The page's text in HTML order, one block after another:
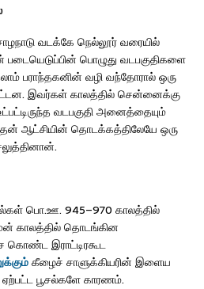
வடக்கே நெல்லூர் வரையில்
படையெடுப்பின் பொழுது வடபகுதிகளை
பராந்தகனின் வழி வந்தோரால் ஒரு
இவர்கள் காலத்தில் சென்னைக்கு
வடபகுதி அனைத்தையும்
தன் ஆட்சியின் தொடக்கத்திலேயே ஒரு
பொ.ஊ. 945–970 காலத்தில்
காலத்தில் தொடங்கின
கொண்ட இராட்டிரகூட
கீழைச் சாளுக்கியரின் இளைய
பூசல்களே காரணம்.